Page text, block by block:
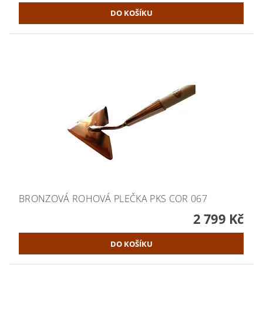
BRONZOVÁ ROHOVÁ PLEČKA PKS COR 067
2 799 Kč